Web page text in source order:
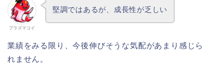
プラズマコイ
堅調ではあるが、成長性が乏しい
業績をみる限り、今後伸びそうな気配があまり感じら
れません。